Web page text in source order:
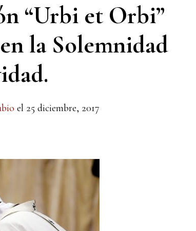
“Urbi et Orbi”
la Solemnidad
el 25 diciembre, 2017